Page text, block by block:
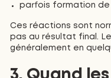
parfois formation
Ces réactions sont
pas au résultat final.
généralement en